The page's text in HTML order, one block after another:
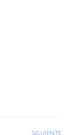
SIGUIENTE